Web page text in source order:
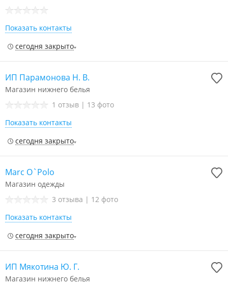
Показать контакты
сегодня закрыто
ИП Парамонова Н. В.
Магазин нижнего белья
1 отзыв | 13 фото
Показать контакты
сегодня закрыто
Marc O`Polo
Магазин одежды
3 отзыва | 12 фото
Показать контакты
сегодня закрыто
ИП Мякотина Ю. Г.
Магазин нижнего белья